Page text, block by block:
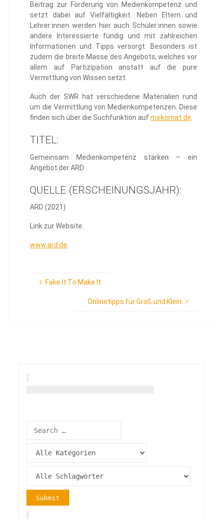
Beitrag zur Förderung von Medienkompetenz und
setzt dabei auf Vielfältigkeit. Neben Eltern und
Lehrer:innen werden hier auch Schüler:innen sowie
andere Interessierte fündig und mit zahlreichen
Informationen und Tipps versorgt. Besonders ist
zudem die breite Masse des Angebots, welches vor
allem auf Partizipation anstatt auf die pure
Vermittlung von Wissen setzt.
Auch der SWR hat verschiedene Materialien rund
um die Vermittlung von Medienkompetenzen. Diese
finden sich über die Suchfunktion aufmekomat.de.
TITEL:
Gemeinsam Medienkompetenz stärken – ein
Angebot der ARD
QUELLE (ERSCHEINUNGSJAHR):
ARD (2021)
Link zur Website:
www.ard.de
Fake It To Make It
Onlinetipps für Groß und Klein